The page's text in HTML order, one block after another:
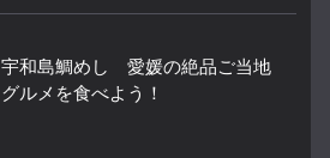
宇和島鯛めし 愛媛の絶品ご当地
グルメを食べよう！